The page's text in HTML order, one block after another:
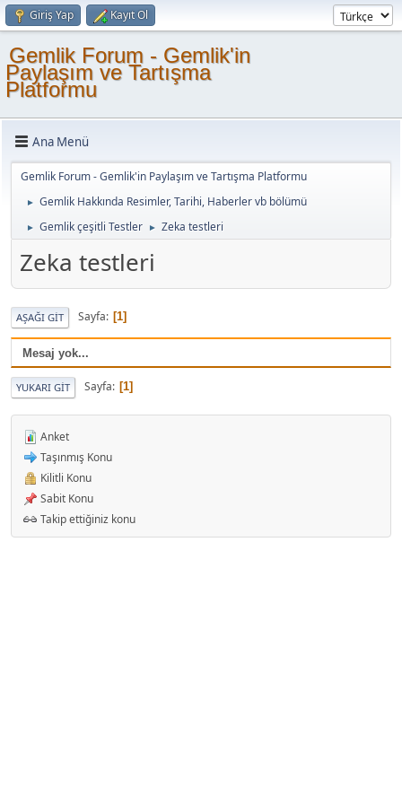
Giriş Yap Kayıt Ol
Gemlik Forum - Gemlik'in
Paylaşım ve Tartışma
Platformu
Ana Menü
Gemlik Forum - Gemlik'in Paylaşım ve Tartışma Platformu
► Gemlik Hakkında Resimler, Tarihi, Haberler vb bölümü
► Gemlik çeşitli Testler ► Zeka testleri
Zeka testleri
AŞAĞI GIT Sayfa 1
Mesaj yok...
YUKARI GIT Sayfa 1
Anket
Taşınmış Konu
Kilitli Konu
Sabit Konu
Takip ettiğiniz konu